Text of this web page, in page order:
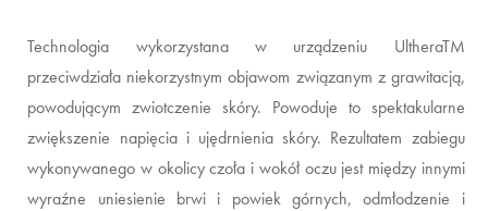
Technologia wykorzystana w urządzeniu UltheraTM
przeciwdziała niekorzystnym objawom związanym z grawitacją,
powodującym zwiotczenie skóry. Powoduje to spektakularne
zwiększenie napięcia i ujędrnienia skóry. Rezultatem zabiegu
wykonywanego w okolicy czoła i wokół oczu jest między innymi
wyraźne uniesienie brwi i powiek górnych, odmłodzenie i